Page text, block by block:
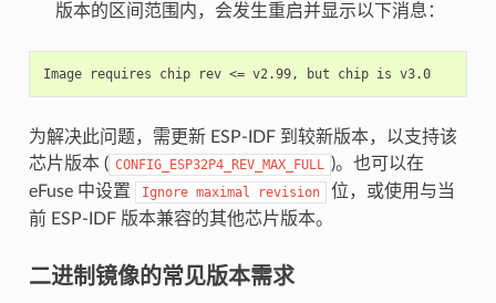
版本的区间范围内，会发生重启并显示以下消息：
Image requires chip rev <= v2.99, but chip is v3.0
为解决此问题，需更新 ESP-IDF 到较新版本，以支持该
芯片版本 ( CONFIG_ESP32P4_REV_MAX_FULL )。也可以在
eFuse 中设置
Ignore maximal revision
位，或使用与当
前 ESP-IDF 版本兼容的其他芯片版本。
二进制镜像的常见版本需求